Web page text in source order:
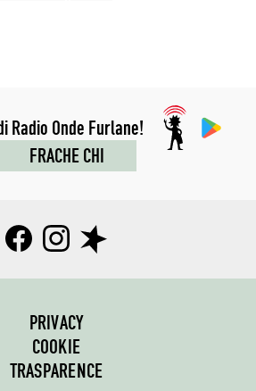
Radio Onde Furlane!
FRACHE CHI
PRIVACY
COOKIE
TRASPARENCE